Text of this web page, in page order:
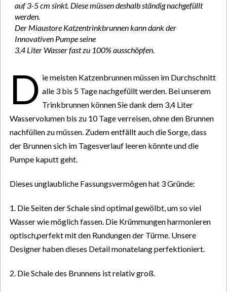
auf 3-5 cm sinkt. Diese müssen deshalb ständig nachgefüllt
werden.
Der Miaustore Katzentrinkbrunnen kann dank der
Innovativen Pumpe seine
3,4 Liter Wasser fast zu 100% ausschöpfen.
D ie meisten Katzenbrunnen müssen im Durchschnitt
alle 3 bis 5 Tage nachgefüllt werden. Bei unserem
Trinkbrunnen können Sie dank dem 3,4 Liter
Wasservolumen bis zu 10 Tage verreisen, ohne den Brunnen
nachfüllen zu müssen. Zudem entfällt auch die Sorge, dass
der Brunnen sich im Tagesverlauf leeren könnte und die
Pumpe kaputt geht.
Dieses unglaubliche Fassungsvermögen hat 3 Gründe:
1. Die Seiten der Schale sind optimal gewölbt, um so viel
Wasser wie möglich fassen. Die Krümmungen harmonieren
optisch,perfekt mit den Rundungen der Türme. Unsere
Designer haben dieses Detail monatelang perfektioniert.
2. Die Schale des Brunnens ist relativ groß.